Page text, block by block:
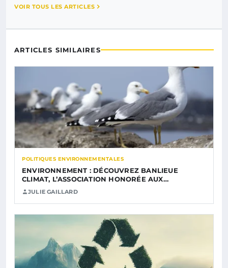
VOIR TOUS LES ARTICLES
ARTICLES SIMILAIRES
POLITIQUES ENVIRONNEMENTALES
ENVIRONNEMENT : DÉCOUVREZ BANLIEUE
CLIMAT, L’ASSOCIATION HONORÉE AUX…
JULIE GAILLARD